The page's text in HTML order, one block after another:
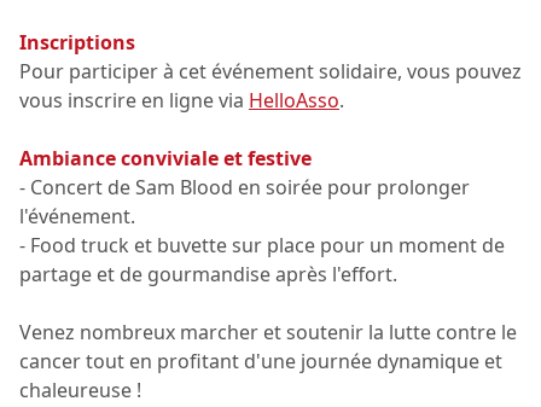
Inscriptions
Pour participer à cet événement solidaire, vous pouvez
vous inscrire en ligne via HelloAsso.
Ambiance conviviale et festive
- Concert de Sam Blood en soirée pour prolonger
l'événement.
- Food truck et buvette sur place pour un moment de
partage et de gourmandise après l'effort.
Venez nombreux marcher et soutenir la lutte contre le
cancer tout en profitant d'une journée dynamique et
chaleureuse !